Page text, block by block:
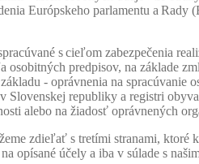
Európskeho parlamentu a
s cieľom zabezpečenia
osobitných predpisov, na základe
- oprávnenia na
Slovenskej republiky a registri
alebo na žiadosť oprávnených
zdieľať s tretími stranami,
na opísané účely a iba v súlade s